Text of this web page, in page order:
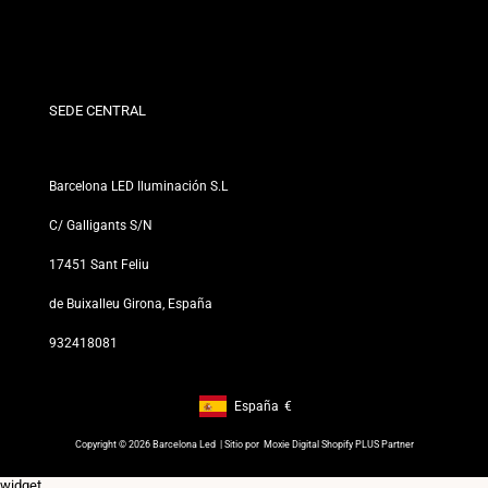
Nuestras Tiendas
SEDE CENTRAL
Barcelona LED Iluminación S.L
C/ Galligants S/N
17451 Sant Feliu
de Buixalleu Girona, España
932418081
Footer: España, €
España €
Copyright © 2026 Barcelona Led | Sitio por Moxie Digital Shopify PLUS Partner